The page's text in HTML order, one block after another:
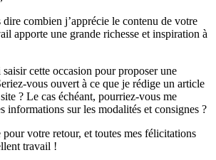
dire combien j’apprécie le contenu de votre
apporte une grande richesse et inspiration à
saisir cette occasion pour proposer une
vous ouvert à ce que je rédige un article
? Le cas échéant, pourriez-vous me
informations sur les modalités et consignes ?
pour votre retour, et toutes mes félicitations
travail !